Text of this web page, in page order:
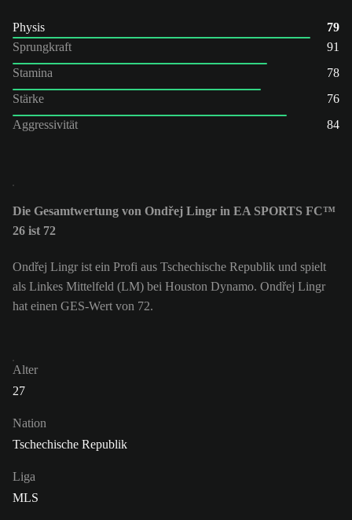
Physis
79
Sprungkraft
91
Stamina
78
Stärke
76
Aggressivität
84
Die Gesamtwertung von Ondřej Lingr in EA SPORTS FC™
26 ist 72
Ondřej Lingr ist ein Profi aus Tschechische Republik und spielt
als Linkes Mittelfeld (LM) bei Houston Dynamo. Ondřej Lingr
hat einen GES-Wert von 72.
Alter
27
Nation
Tschechische Republik
Liga
MLS